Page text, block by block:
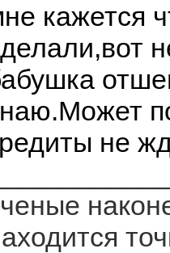
кажется
не